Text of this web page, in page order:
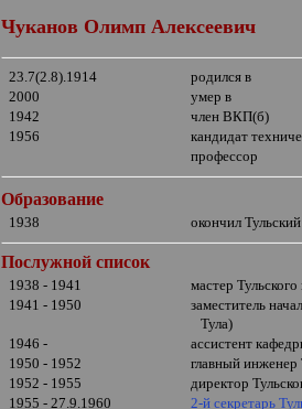
Чуканов Олимп Алексеевич
23.7(2.8).1914
родился в
2000
умер в
1942
член ВКП(б)
1956
кандидат
профессор
Образование
1938 окончил
Послужной список
1938 - 1941
мастер
1941 - 1950
заместитель
Тула)
1946 -
ассистент
1950 - 1952
главный инженер
1952 - 1955
директор
1955 - 27.9.1960
2-й секретарь